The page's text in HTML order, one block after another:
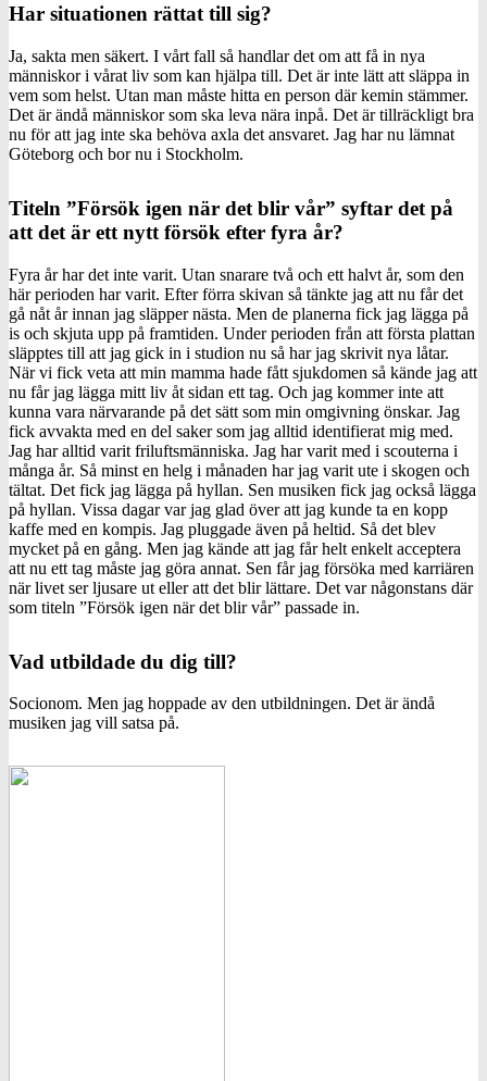
Har situationen rättat till sig?
Ja, sakta men säkert. I vårt fall så handlar det om att få in nya
människor i vårat liv som kan hjälpa till. Det är inte lätt att släppa in
vem som helst. Utan man måste hitta en person där kemin stämmer.
Det är ändå människor som ska leva nära inpå. Det är tillräckligt bra
nu för att jag inte ska behöva axla det ansvaret. Jag har nu lämnat
Göteborg och bor nu i Stockholm.
Titeln ”Försök igen när det blir vår” syftar det på
att det är ett nytt försök efter fyra år?
Fyra år har det inte varit. Utan snarare två och ett halvt år, som den
här perioden har varit. Efter förra skivan så tänkte jag att nu får det
gå nåt år innan jag släpper nästa. Men de planerna fick jag lägga på
is och skjuta upp på framtiden. Under perioden från att första plattan
släpptes till att jag gick in i studion nu så har jag skrivit nya låtar.
När vi fick veta att min mamma hade fått sjukdomen så kände jag att
nu får jag lägga mitt liv åt sidan ett tag. Och jag kommer inte att
kunna vara närvarande på det sätt som min omgivning önskar. Jag
fick avvakta med en del saker som jag alltid identifierat mig med.
Jag har alltid varit friluftsmänniska. Jag har varit med i scouterna i
många år. Så minst en helg i månaden har jag varit ute i skogen och
tältat. Det fick jag lägga på hyllan. Sen musiken fick jag också lägga
på hyllan. Vissa dagar var jag glad över att jag kunde ta en kopp
kaffe med en kompis. Jag pluggade även på heltid. Så det blev
mycket på en gång. Men jag kände att jag får helt enkelt acceptera
att nu ett tag måste jag göra annat. Sen får jag försöka med karriären
när livet ser ljusare ut eller att det blir lättare. Det var någonstans där
som titeln ”Försök igen när det blir vår” passade in.
Vad utbildade du dig till?
Socionom. Men jag hoppade av den utbildningen. Det är ändå
musiken jag vill satsa på.